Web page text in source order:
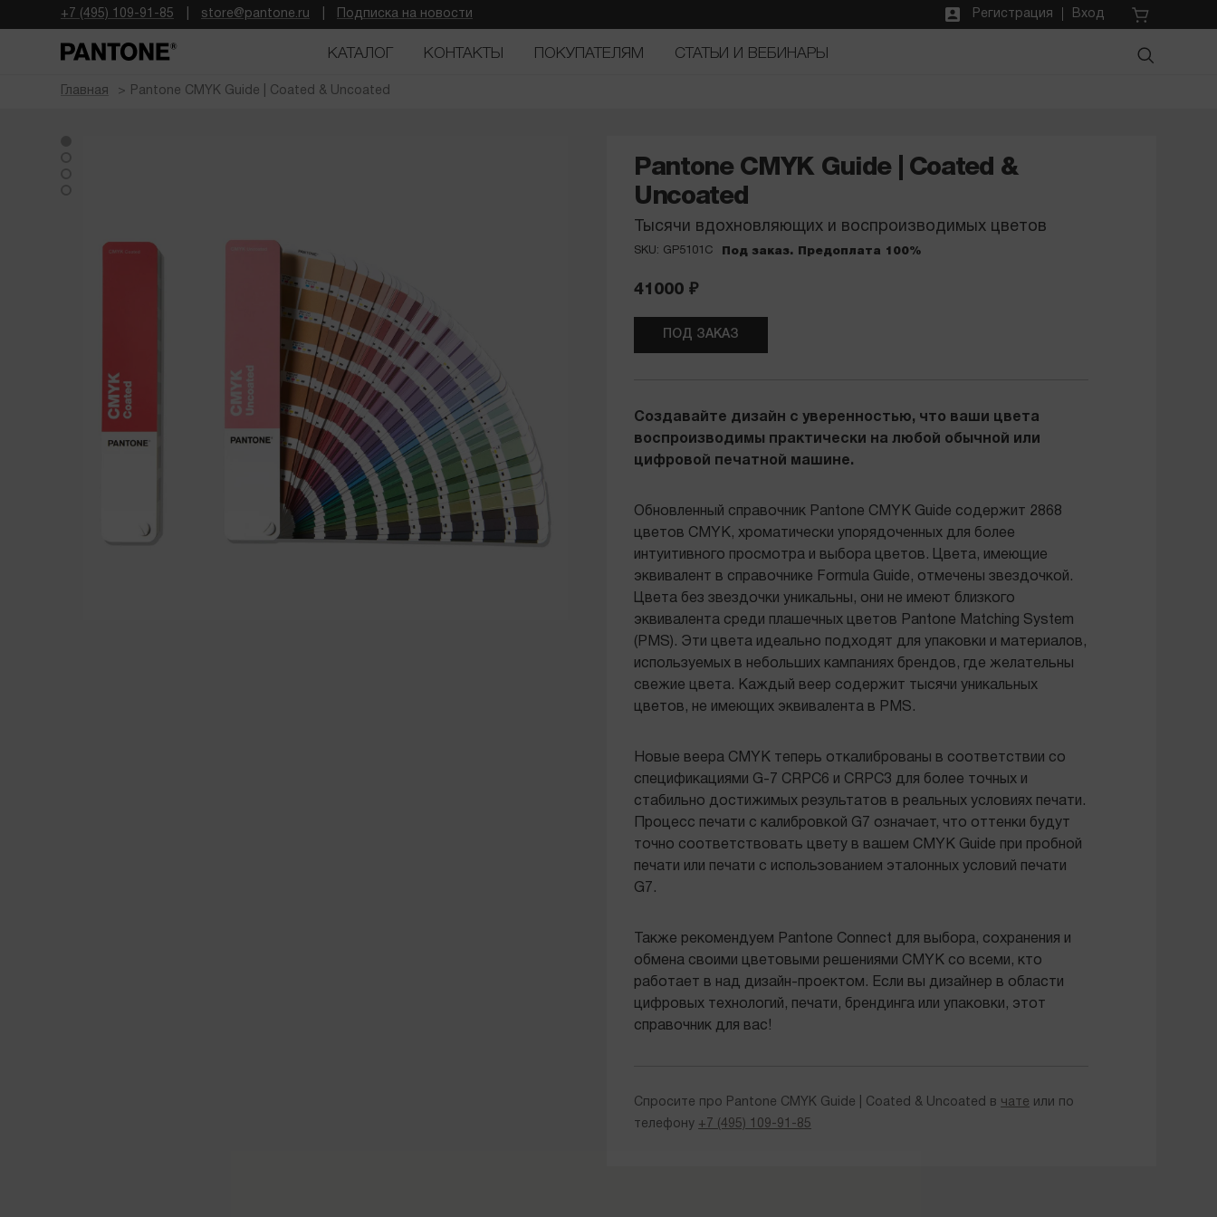
+7 (495) 109-91-85 store@pantone.ru Подписка на новости Регистрация Вход
КАТАЛОГ КОНТАКТЫ ПОКУПАТЕЛЯМ СТАТЬИ И ВЕБИНАРЫ
Главная Pantone CMYK Guide | Coated & Uncoated
Pantone CMYK Guide | Coated &
Uncoated
Тысячи вдохновляющих и воспроизводимых цветов
SKU: GP5101C Под заказ. Предоплата 100%
41000 ₽
ПОД ЗАКАЗ
Создавайте дизайн с уверенностью, что ваши цвета
воспроизводимы практически на любой обычной или
цифровой печатной машине.
Обновленный справочник Pantone CMYK Guide содержит 2868
цветов CMYK, хроматически упорядоченных для более
интуитивного просмотра и выбора цветов. Цвета, имеющие
эквивалент в справочнике Formula Guide, отмечены звездочкой.
Цвета без звездочки уникальны, они не имеют близкого
эквивалента среди плашечных цветов Pantone Matching System
(PMS). Эти цвета идеально подходят для упаковки и материалов,
используемых в небольших кампаниях брендов, где желательны
свежие цвета. Каждый веер содержит тысячи уникальных
цветов, не имеющих эквивалента в PMS.
Новые веера CMYK теперь откалиброваны в соответствии со
спецификациями G-7 CRPC6 и CRPC3 для более точных и
стабильно достижимых результатов в реальных условиях печати.
Процесс печати с калибровкой G7 означает, что оттенки будут
точно соответствовать цвету в вашем CMYK Guide при пробной
печати или печати с использованием эталонных условий печати
G7.
Также рекомендуем Pantone Connect для выбора, сохранения и
обмена своими цветовыми решениями CMYK со всеми, кто
работает в над дизайн-проектом. Если вы дизайнер в области
цифровых технологий, печати, брендинга или упаковки, этот
справочник для вас!
Спросите про Pantone CMYK Guide | Coated & Uncoated в чате или по
телефону +7 (495) 109-91-85